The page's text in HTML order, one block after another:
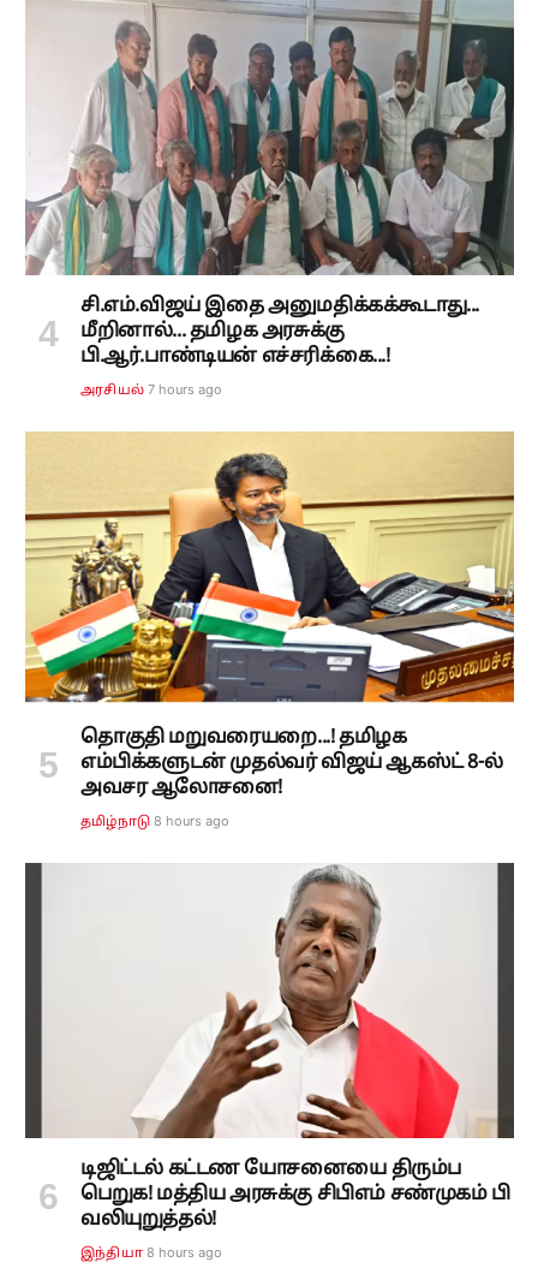
சி.எம்.விஜய் இதை அனுமதிக்கக்கூடாது...
மீறினால்... தமிழக அரசுக்கு
பி.ஆர்.பாண்டியன் எச்சரிக்கை...!
அரசியல் 7 hours ago
தொகுதி மறுவரையறை...! தமிழக
எம்பிக்களுடன் முதல்வர் விஜய் ஆகஸ்ட் 8-ல்
அவசர ஆலோசனை!
தமிழ்நாடு 8 hours ago
டிஜிட்டல் கட்டண யோசனையை திரும்ப
பெறுக! மத்திய அரசுக்கு சிபிஎம் சண்முகம் பி
வலியுறுத்தல்!
இந்தியா 8 hours ago